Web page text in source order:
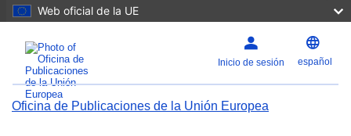
Web oficial de la UE
Inicio de sesión español
Oficina de Publicaciones de la Unión Europea